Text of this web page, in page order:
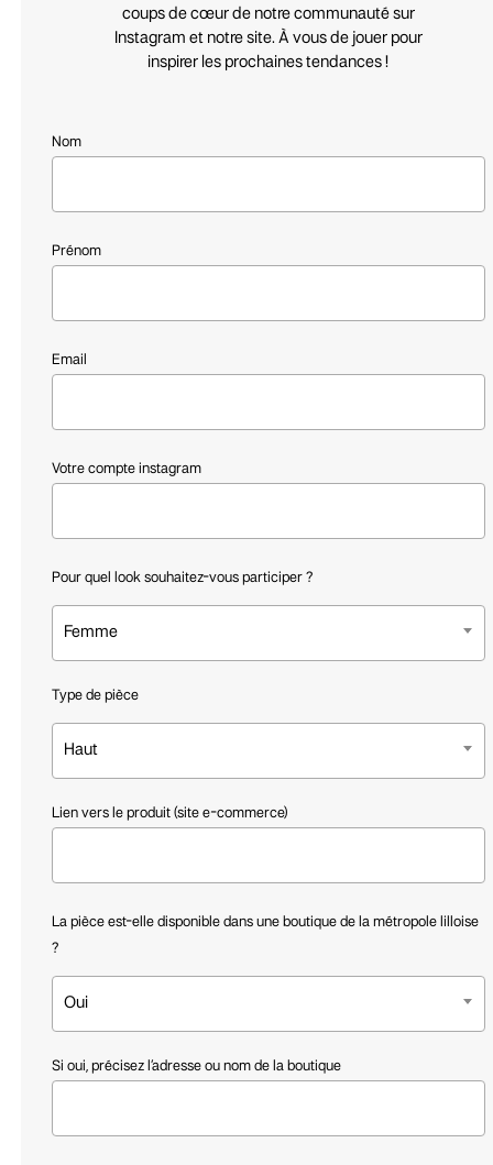
coups de cœur de notre communauté sur
Instagram et notre site. À vous de jouer pour
inspirer les prochaines tendances !
Nom
Prénom
Email
Votre compte instagram
Pour quel look souhaitez-vous participer ?
Femme
Type de pièce
Haut
Lien vers le produit (site e-commerce)
La pièce est-elle disponible dans une boutique de la métropole lilloise
?
Oui
Si oui, précisez l’adresse ou nom de la boutique